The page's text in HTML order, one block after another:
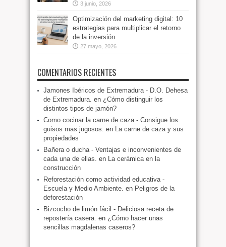
3 junio, 2026
Optimización del marketing digital: 10
estrategias para multiplicar el retorno
de la inversión
27 mayo, 2026
COMENTARIOS RECIENTES
Jamones Ibéricos de Extremadura - D.O. Dehesa
de Extremadura. en ¿Cómo distinguir los
distintos tipos de jamón?
Como cocinar la carne de caza - Consigue los
guisos mas jugosos. en La carne de caza y sus
propiedades
Bañera o ducha - Ventajas e inconvenientes de
cada una de ellas. en La cerámica en la
construcción
Reforestación como actividad educativa -
Escuela y Medio Ambiente. en Peligros de la
deforestación
Bizcocho de limón fácil - Deliciosa receta de
repostería casera. en ¿Cómo hacer unas
sencillas magdalenas caseros?